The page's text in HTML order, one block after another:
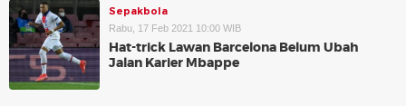
Sepakbola
Rabu, 17 Feb 2021 10:00 WIB
Hat-trick Lawan Barcelona Belum Ubah
Jalan Karier Mbappe